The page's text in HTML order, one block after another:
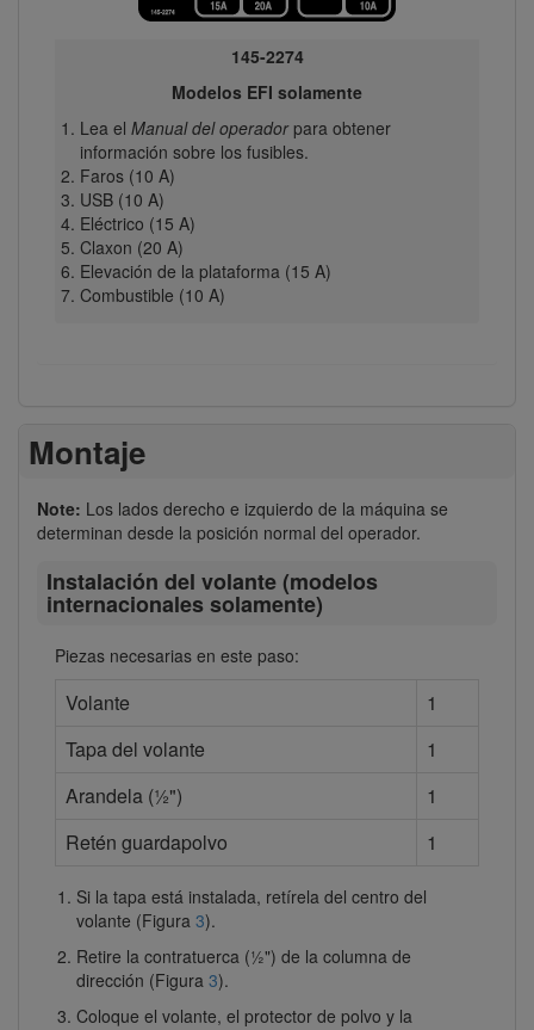
145-2274
Modelos EFI solamente
Lea el Manual del operadorpara obtener
información sobre los fusibles.
Faros (10 A)
USB (10 A)
Eléctrico (15 A)
Claxon (20 A)
Elevación de la plataforma (15 A)
Combustible (10 A)
Montaje
Note: Los lados derecho e izquierdo de la máquina se
determinan desde la posición normal del operador.
Instalación del volante (modelos
internacionales solamente)
Piezas necesarias en este paso:
Volante
1
Tapa del volante
1
Arandela (½")
1
Retén guardapolvo
1
Si la tapa está instalada, retírela del centro del
volante (Figura 3).
Retire la contratuerca (½") de la columna de
dirección (Figura 3).
Coloque el volante, el protector de polvo y la